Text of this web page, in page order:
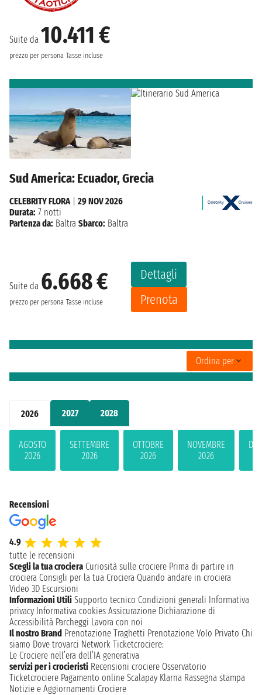
2026 2027 2028
AGOSTO
2026
SETTEMBRE
2026
OTTOBRE
2026
NOVEMBRE
2026
Suite da 10.411 €
prezzo per persona Tasse incluse
Sud America: Ecuador, Grecia
Suite da 6.668 €
prezzo per persona Tasse incluse
Dettagli
Prenota
CELEBRITY FLORA| 29 NOV 2026
Durata: 7 notti
Partenza da: Baltra Sbarco: Baltra
Ordina per
Recensioni
4.9
tutte le recensioni
Scegli la tua crociera Curiosità sulle crociere Prima di partire in
crociera Consigli per la tua Crociera Quando andare in crociera
Video 3D Escursioni
Informazioni Utili Supporto tecnico Condizioni generali Informativa
privacy Informativa cookies Assicurazione Dichiarazione di
Accessibilità Parcheggi Lavora con noi
Il nostro Brand Prenotazione Traghetti Prenotazione Volo Privato Chi
siamo Dove trovarci Network Ticketcrociere:
Le Crociere nell’era dell’IA generativa
servizi per i crocieristi Recensioni crociere Osservatorio
Ticketcrociere Pagamento online Scalapay Klarna Rassegna stampa
Notizie e Aggiornamenti Crociere